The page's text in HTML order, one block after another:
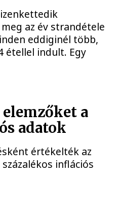
az év strandétele
eddiginél több,
étellel indult. Egy
a
adatok
értékelték az
inflációs